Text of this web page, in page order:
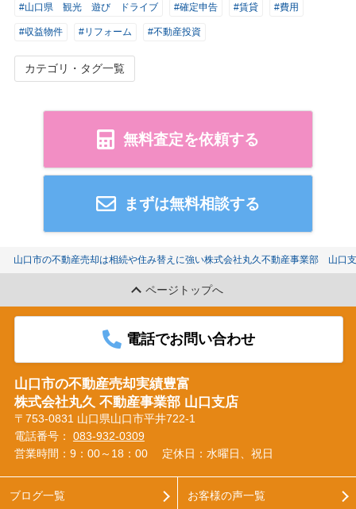
#山口県 観光 遊び ドライブ #確定申告 #賃貸 #費用
#収益物件 #リフォーム #不動産投資
カテゴリ・タグ一覧
無料査定を依頼する
まずは無料相談する
山口市の不動産売却は相続や住み替えに強い株式会社丸久不動産事業部 山口
ページトップへ
電話でお問い合わせ
山口市の不動産売却実績豊富
株式会社丸久 不動産事業部 山口支店
〒753-0831 山口県山口市平井722-1
電話番号： 083-932-0309
営業時間：9：00～18：00
定休日：水曜日、祝日
ブログ一覧 お客様の声一覧